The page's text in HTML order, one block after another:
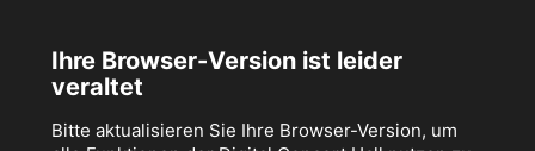
Ihre Browser-Version ist leider
veraltet
Bitte aktualisieren Sie Ihre Browser-Version, um